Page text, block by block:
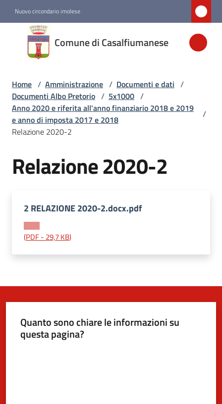
Nuovo circondario imolese
Comune di Casalfiumanese
Comune di
Casalfiumanese
Amministrazione
Menu selezionato
Novità
Servizi
5x1000
Servizi
Tutti
Home / Amministrazione / Documenti e dati /
Documenti Albo Pretorio / 5x1000 /
Anno 2020 e riferita all'anno finanziario 2018 e 2019
e anno di imposta 2017 e 2018
/
Relazione 2020-2
Relazione 2020-2
2 RELAZIONE 2020-2.docx.pdf
(PDF- 29,7 KB)
Quanto sono chiare le informazioni su
questa pagina?